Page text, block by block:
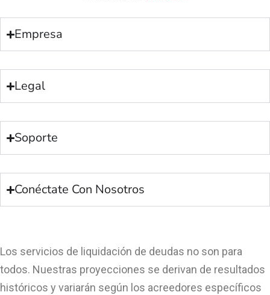
Empresa
Legal
Soporte
Conéctate Con Nosotros
Los servicios de liquidación de deudas no son para
todos. Nuestras proyecciones se derivan de resultados
históricos y variarán según los acreedores específicos